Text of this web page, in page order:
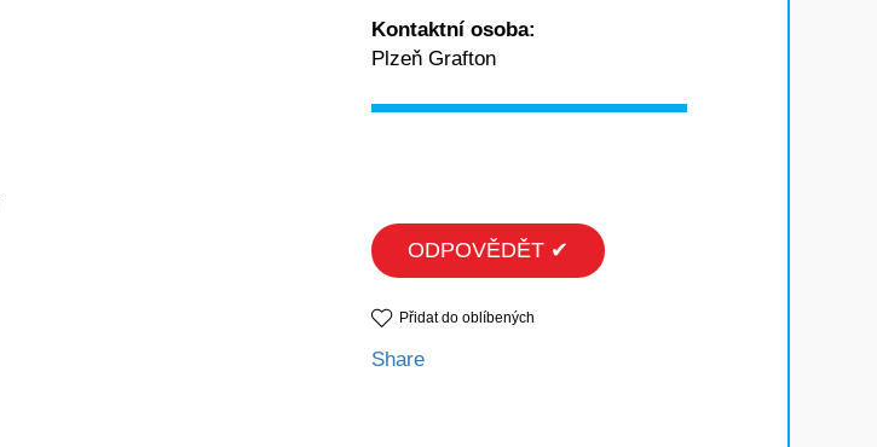
Kontaktní osoba:
Plzeň Grafton
ODPOVĚDĚT ✔
Přidat do oblíbených
Share